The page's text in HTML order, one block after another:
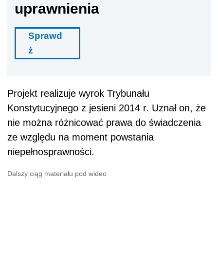
uprawnienia
Sprawd
ź
Projekt realizuje wyrok Trybunału
Konstytucyjnego z jesieni 2014 r. Uznał on, że
nie można różnicować prawa do świadczenia
ze względu na moment powstania
niepełnosprawności.
Dalszy ciąg materiału pod wideo